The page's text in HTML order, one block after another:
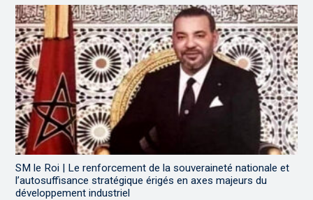
SM le Roi | Le renforcement de la souveraineté nationale et
l’autosuffisance stratégique érigés en axes majeurs du
développement industriel